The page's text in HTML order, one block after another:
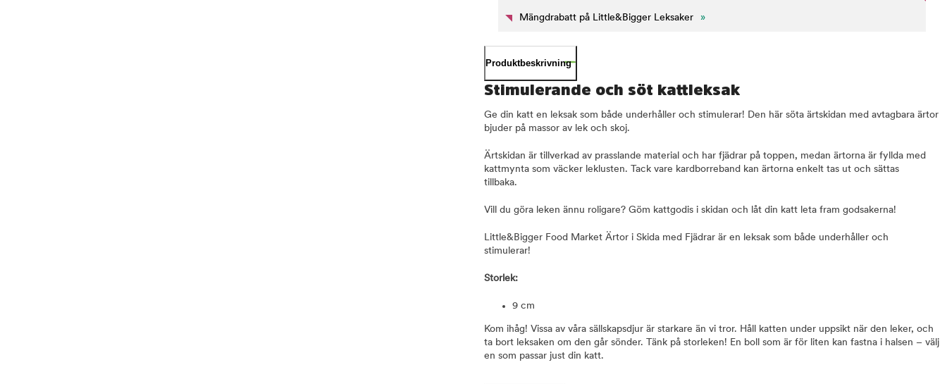
Mängdrabatt på Little&Bigger Leksaker »
Produktbeskrivning
Stimulerande och söt kattleksak
Ge din katt en leksak som både underhåller och stimulerar! Den här söta ärtskidan med avtagbara ärtor
bjuder på massor av lek och skoj.
Ärtskidan är tillverkad av prasslande material och har fjädrar på toppen, medan ärtorna är fyllda med
kattmynta som väcker leklusten. Tack vare kardborreband kan ärtorna enkelt tas ut och sättas
tillbaka.
Vill du göra leken ännu roligare? Göm kattgodis i skidan och låt din katt leta fram godsakerna!
Little&Bigger Food Market Ärtor i Skida med Fjädrar är en leksak som både underhåller och
stimulerar!
Storlek:
9 cm
Kom ihåg! Vissa av våra sällskapsdjur är starkare än vi tror. Håll katten under uppsikt när den leker, och
ta bort leksaken om den går sönder. Tänk på storleken! En boll som är för liten kan fastna i halsen – välj
en som passar just din katt.